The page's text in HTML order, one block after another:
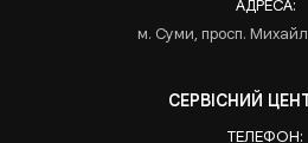
АДРЕСА:
м. Суми, просп.
СЕРВІСНИЙ
ТЕЛЕФОН: